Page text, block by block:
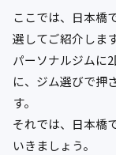
ここでは、日本橋
選してご紹介します
パーソナルジムに
に、ジム選びで押
す。
それでは、日本橋
いきましょう。